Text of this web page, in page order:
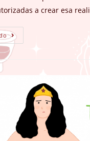
a crear esa
La
Enunciación
Del
Cuerpo